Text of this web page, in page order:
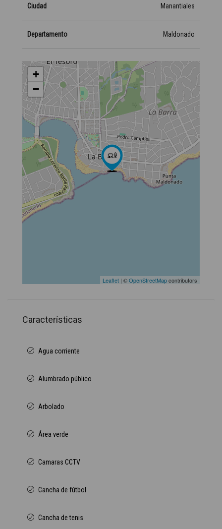
Ciudad Manantiales
Departamento Maldonado
+
−
Leaflet | ©OpenStreetMapcontributors
Características
Agua corriente
Alumbrado público
Arbolado
Área verde
Camaras CCTV
Cancha de fútbol
Cancha de tenis